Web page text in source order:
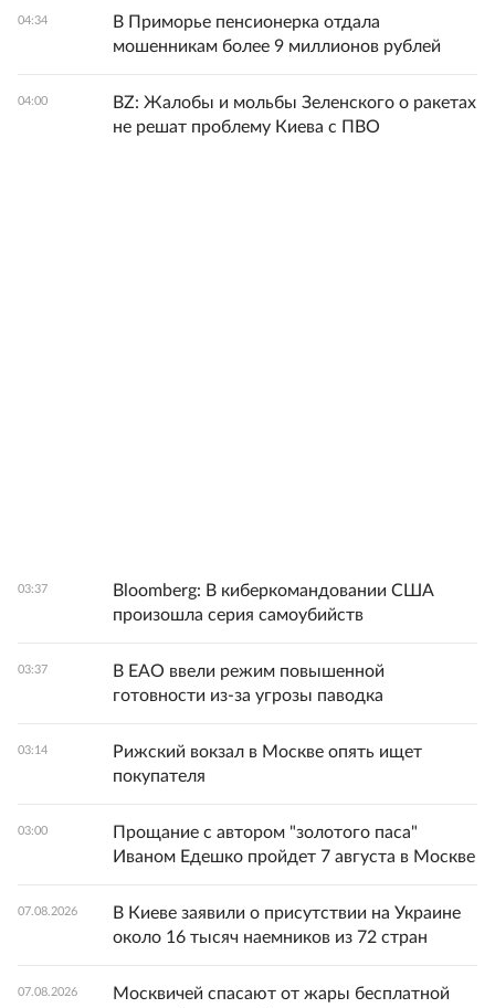
04:34
В Приморье пенсионерка отдала
мошенникам более 9 миллионов рублей
04:00
BZ: Жалобы и мольбы Зеленского о ракетах
не решат проблему Киева с ПВО
03:37
Bloomberg: В киберкомандовании США
произошла серия самоубийств
03:37
В ЕАО ввели режим повышенной
готовности из-за угрозы паводка
03:14
Рижский вокзал в Москве опять ищет
покупателя
03:00
Прощание с автором "золотого паса"
Иваном Едешко пройдет 7 августа в Москве
07.08.2026
В Киеве заявили о присутствии на Украине
около 16 тысяч наемников из 72 стран
07.08.2026
Москвичей спасают от жары бесплатной